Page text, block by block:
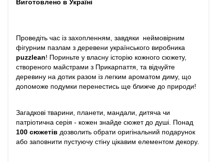
Виготовлено в Україні
Проведіть час із захопленням, завдяки неймовірним
фігурним пазлам з деревени українського виробника
puzzlean! Пориньте у власну історію кожного сюжету,
створеного майстрами з Прикарпаття, та відчуйте
деревину на дотик разом із легким ароматом диму, що
допоможе подумки перенестись ще ближче до природи!
Загадкові тварини, планети, мандали, дитяча чи
патріотична серія - кожен знайде сюжет до душі. Понад
100 сюжетів дозволить обрати оригінальний подарунок
або заповнити пустуючу стіну цікавим елементом декору.